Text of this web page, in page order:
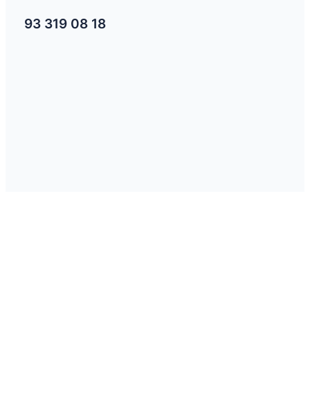
93 319 08 18